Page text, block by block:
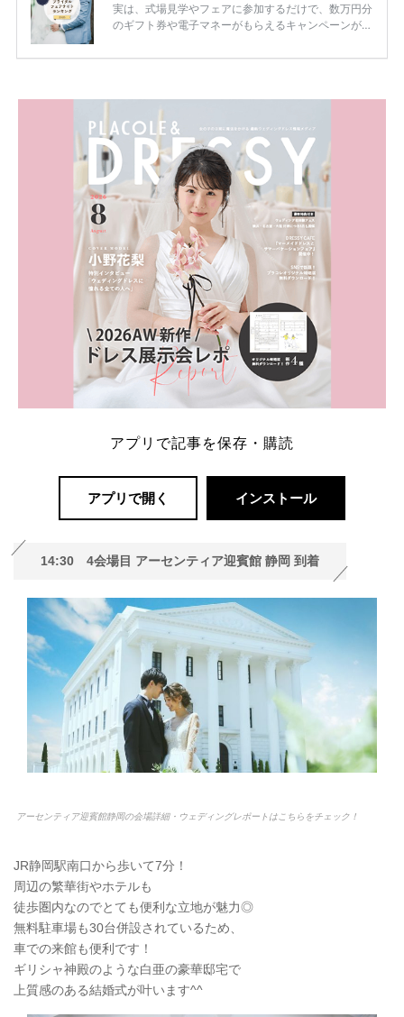
実は、式場見学やフェアに参加するだけで、数万円分
のギフト券や電子マネーがもらえるキャンペーンがあ
ため、比較せずに選ぶと損をしてしまうことも……。
内容：特典金額・条件・応募方法・注意点 「どこが
一番お得？」「プラコレの特典は？」といった疑問も
解決します。 まずは診断で候補を絞れる「ウェディ
ング診断」か、体験型 […]
続きを読む
アプリで記事を保存・購読
アプリで開く インストール
14:30 4会場目 アーセンティア迎賓館 静岡 到着
アーセンティア迎賓館静岡の会場詳細・ウェディングレポートはこちらをチェック！
JR静岡駅南口から歩いて7分！
周辺の繁華街やホテルも
徒歩圏内なのでとても便利な立地が魅力◎
無料駐車場も30台併設されているため、
車での来館も便利です！
ギリシャ神殿のような白亜の豪華邸宅で
上質感のある結婚式が叶います^^